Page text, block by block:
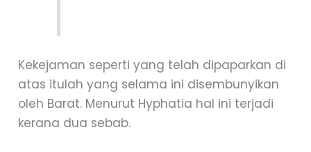
Kekejaman seperti yang telah dipaparkan di
atas itulah yang selama ini disembunyikan
oleh Barat. Menurut Hyphatia hal ini terjadi
kerana dua sebab.